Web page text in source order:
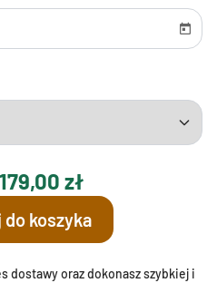
179,00 zł
do koszyka
dostawy oraz dokonasz szybkiej i